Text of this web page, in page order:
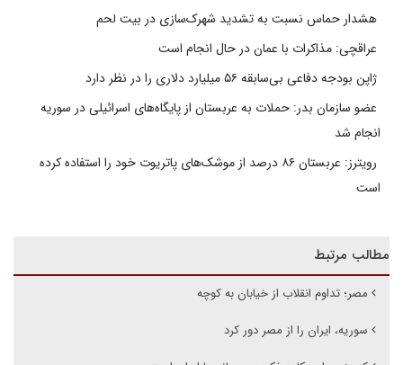
هشدار حماس نسبت به تشدید شهرک‌سازی در بیت‌ لحم
عراقچی: مذاکرات با عمان در حال انجام است
ژاپن بودجه دفاعی بی‌سابقه ۵۶ میلیارد دلاری را در نظر دارد
عضو سازمان بدر: حملات به عربستان از پایگاه‌های اسرائیلی در سوریه
انجام شد
رویترز: عربستان ۸۶ درصد از موشک‌های پاتریوت خود را استفاده کرده
است
مطالب مرتبط
مصر؛ تداوم انقلاب از خیابان به کوچه
سوریه، ایران را از مصر دور کرد